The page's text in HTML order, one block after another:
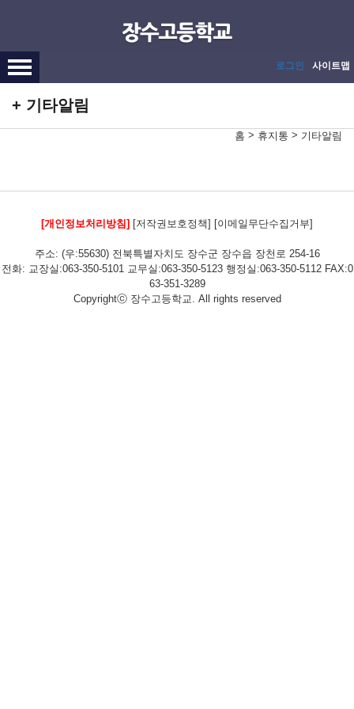
로그인 사이트맵
기타알림
홈 > 휴지통 > 기타알림
[개인정보처리방침] [저작권보호정책] [이메일무단수집거부]
주소: (우:55630) 전북특별자치도 장수군 장수읍 장천로 254-16
전화: 교장실:063-350-5101 교무실:063-350-5123 행정실:063-350-5112 FAX:0
63-351-3289
Copyrightⓒ 장수고등학교. All rights reserved